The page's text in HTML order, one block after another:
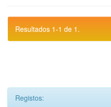
Resultados 1-1 de 1.
Registos: